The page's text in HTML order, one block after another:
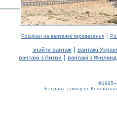
Розцінки на вантажні перевезення|
знайти вантаж| вантажі
вантажі з Литви | вантажі з
Усі права захищені.